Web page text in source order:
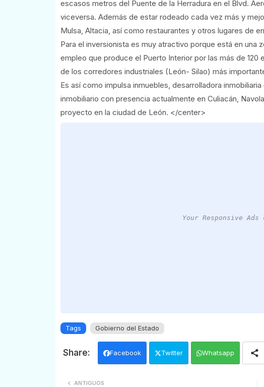
escasos metros del Puente de la Herradura en el Blvd.
viceversa. Además de estar rodeado cada vez más y
Mulsa, Altacia, así como restaurantes y otros lugares de
Para el inversionista es muy atractivo porque está en una
empleo que produce el Puerto Interior por las más de
de los corredores industriales (León- Silao) más
Es así como impulsa inmuebles, desarrolladora
inmobiliario con presencia actualmente en Culiacán,
proyecto en la ciudad de León. </center>
Your Responsive Ads
Tags Gobierno del Estado
Facebook Twitter Whatsapp
ANTIGUOS